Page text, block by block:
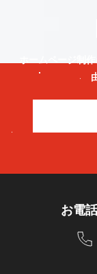
お電